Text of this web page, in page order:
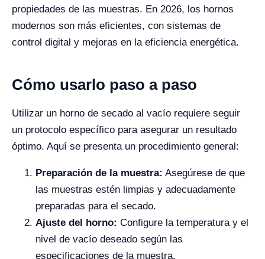
propiedades de las muestras. En 2026, los hornos
modernos son más eficientes, con sistemas de
control digital y mejoras en la eficiencia energética.
Cómo usarlo paso a paso
Utilizar un horno de secado al vacío requiere seguir
un protocolo específico para asegurar un resultado
óptimo. Aquí se presenta un procedimiento general:
Preparación de la muestra: Asegúrese de que
las muestras estén limpias y adecuadamente
preparadas para el secado.
Ajuste del horno: Configure la temperatura y el
nivel de vacío deseado según las
especificaciones de la muestra.